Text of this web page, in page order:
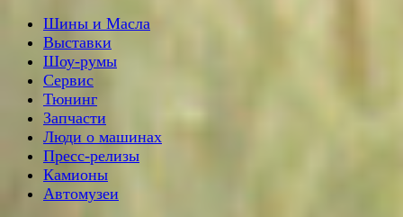
Шины и Масла
Выставки
Шоу-румы
Сервис
Тюнинг
Запчасти
Люди о машинах
Пресс-релизы
Камионы
Автомузеи